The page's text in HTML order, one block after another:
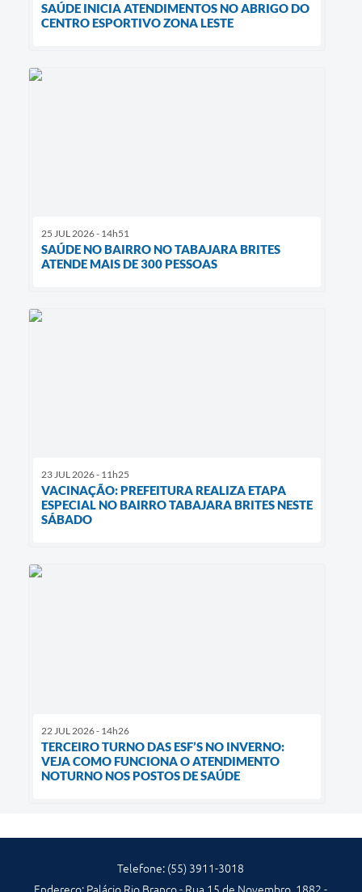
SAÚDE INICIA ATENDIMENTOS NO ABRIGO DO
CENTRO ESPORTIVO ZONA LESTE
25 JUL 2026 - 14h51
SAÚDE NO BAIRRO NO TABAJARA BRITES
ATENDE MAIS DE 300 PESSOAS
23 JUL 2026 - 11h25
VACINAÇÃO: PREFEITURA REALIZA ETAPA
ESPECIAL NO BAIRRO TABAJARA BRITES NESTE
SÁBADO
22 JUL 2026 - 14h26
TERCEIRO TURNO DAS ESF’S NO INVERNO:
VEJA COMO FUNCIONA O ATENDIMENTO
NOTURNO NOS POSTOS DE SAÚDE
Telefone: (55) 3911-3018